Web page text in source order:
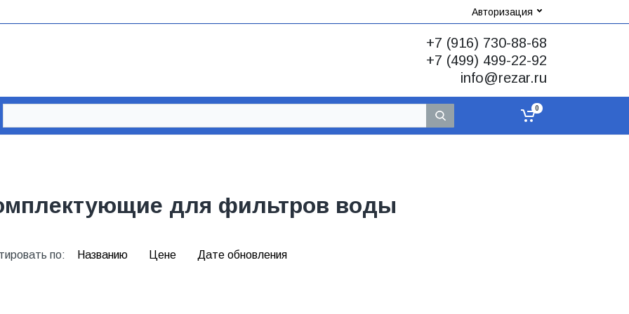
Авторизация
+7 (916) 730-88-68
+7 (499) 499-22-92
info@rezar.ru
0
для фильтров воды
по: Названию Цене Дате обновления